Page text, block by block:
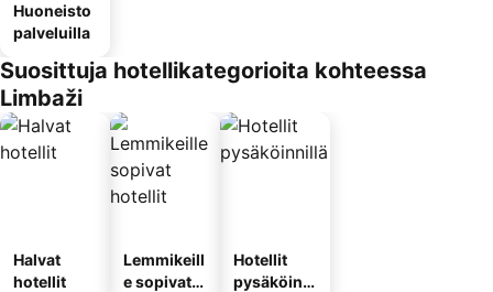
Huoneisto
palveluilla
Suosittuja hotellikategorioita kohteessa
Limbaži
Halvat
hotellit
Lemmikeill
e sopivat
Hotellit
pysäköinni